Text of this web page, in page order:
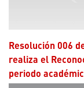
Resolución 006 del 17 de julio de 2026 – “Por la cual se
realiza el
periodo